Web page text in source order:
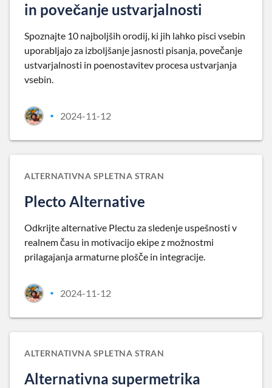
in povečanje ustvarjalnosti
Spoznajte 10 najboljših orodij, ki jih lahko pisci vsebin
uporabljajo za izboljšanje jasnosti pisanja, povečanje
ustvarjalnosti in poenostavitev procesa ustvarjanja
vsebin.
• 2024-11-12
ALTERNATIVNA SPLETNA STRAN
Plecto Alternative
Odkrijte alternative Plectu za sledenje uspešnosti v
realnem času in motivacijo ekipe z možnostmi
prilagajanja armaturne plošče in integracije.
• 2024-11-12
ALTERNATIVNA SPLETNA STRAN
Alternativna supermetrika